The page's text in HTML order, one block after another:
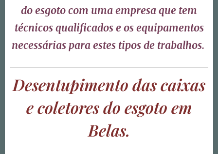
do esgoto com uma empresa que tem
técnicos qualificados e os equipamentos
necessárias para estes tipos de trabalhos.
Desentupimento das caixas
e coletores do esgoto em
Belas.